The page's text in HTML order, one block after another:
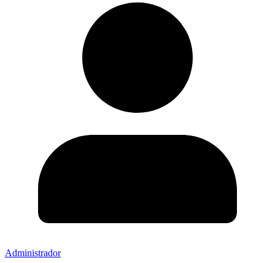
Administrador